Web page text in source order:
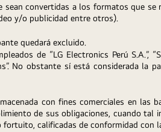
convertidas a los formatos que se
y/o publicidad entre otros).
quedará excluido.
de “LG Electronics Perú S.A.”,
No obstante sí está considerada la
con fines comerciales en las
de sus obligaciones, cuando
calificadas de conformidad con